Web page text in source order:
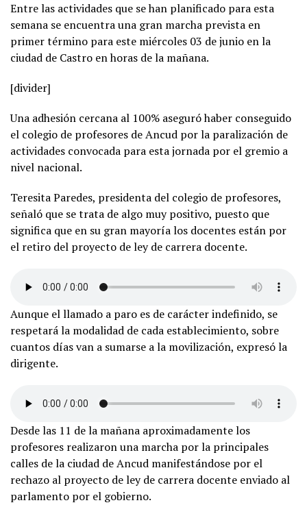
Entre las actividades que se han planificado para esta
semana se encuentra una gran marcha prevista en
primer término para este miércoles 03 de junio en la
ciudad de Castro en horas de la mañana.
[divider]
Una adhesión cercana al 100% aseguró haber conseguido
el colegio de profesores de Ancud por la paralización de
actividades convocada para esta jornada por el gremio a
nivel nacional.
Teresita Paredes, presidenta del colegio de profesores,
señaló que se trata de algo muy positivo, puesto que
significa que en su gran mayoría los docentes están por
el retiro del proyecto de ley de carrera docente.
Aunque el llamado a paro es de carácter indefinido, se
respetará la modalidad de cada establecimiento, sobre
cuantos días van a sumarse a la movilización, expresó la
dirigente.
Desde las 11 de la mañana aproximadamente los
profesores realizaron una marcha por la principales
calles de la ciudad de Ancud manifestándose por el
rechazo al proyecto de ley de carrera docente enviado al
parlamento por el gobierno.